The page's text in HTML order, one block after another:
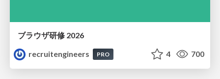
ブラウザ研修 2026
recruitengineers
PRO 4 700